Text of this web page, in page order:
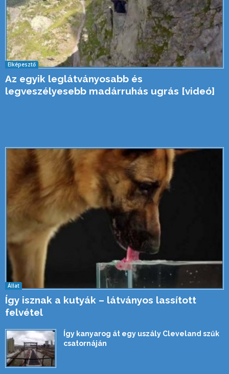
Elképesztő
Az egyik leglátványosabb és
legveszélyesebb madárruhás ugrás [videó]
Állat
Így isznak a kutyák – látványos lassított
felvétel
Így kanyarog át egy uszály Cleveland szűk
csatornáján